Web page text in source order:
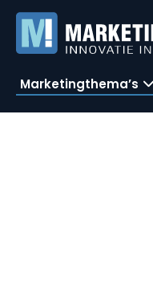
Marketingthema’s